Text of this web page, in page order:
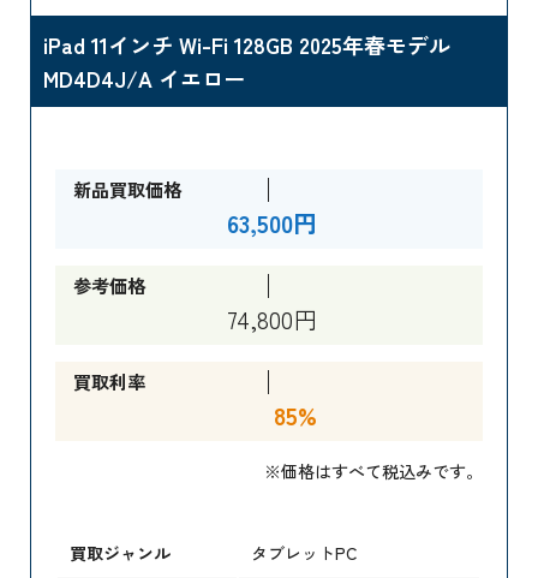
iPad 11インチ Wi-Fi 128GB 2025年春モデル
MD4D4J/A イエロー
新品買取価格
63,500円
参考価格
74,800円
買取利率
85%
※価格はすべて税込みです。
買取ジャンル タブレットPC